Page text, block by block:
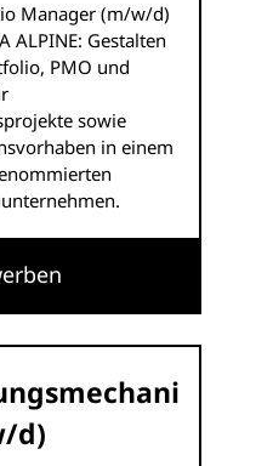
Manager (m/w/d)
ALPINE: Gestalten
PMO und
sowie
in einem
d)